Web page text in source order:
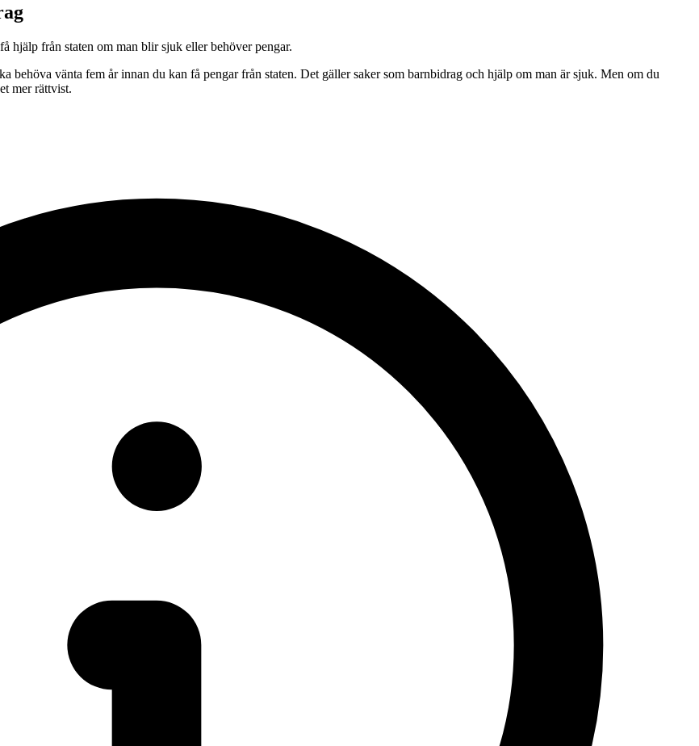
hjälp från staten om man blir sjuk eller behöver pengar.
vänta fem år innan du kan få pengar från staten. Det gäller saker som barnbidrag och hjälp om man är sjuk. Men om du
mer rättvist.